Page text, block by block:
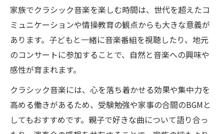
家族でクラシック音楽を楽しむ時間は、世代を超えたコ
ミュニケーションや情操教育の観点からも大きな意義が
あります。子どもと一緒に音楽番組を視聴したり、地元
のコンサートに参加することで、自然と音楽への興味や
感性が育まれます。
クラシック音楽には、心を落ち着かせる効果や集中力を
高める働きがあるため、受験勉強や家事の合間のBGMと
してもおすすめです。親子で好きな曲について語り合っ